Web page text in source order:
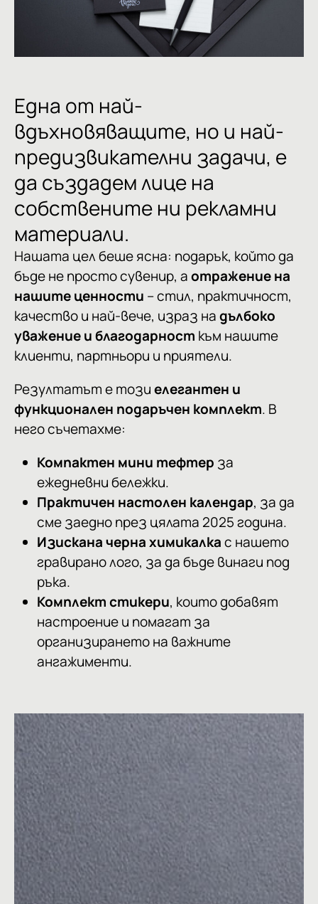
Една от най-
вдъхновяващите, но и най-
предизвикателни задачи, е
да създадемлице на
собствените ни рекламни
материали.
Нашата цел беше ясна: подарък, който да
бъде не просто сувенир, аотражение на
нашите ценности – стил, практичност,
качество и най-вече, израз надълбоко
уважение и благодарност към нашите
клиенти, партньори и приятели.
Резултатът е тозиелегантен и
функционален подаръчен комплект. В
него съчетахме:
Компактен мини тефтер за
ежедневни бележки.
Практичен настолен календар, за да
сме заедно през цялата 2025 година.
Изискана черна химикалкас нашето
гравирано лого, за да бъде винаги под
ръка.
Комплект стикери, които добавят
настроение и помагат за
организирането на важните
ангажименти.